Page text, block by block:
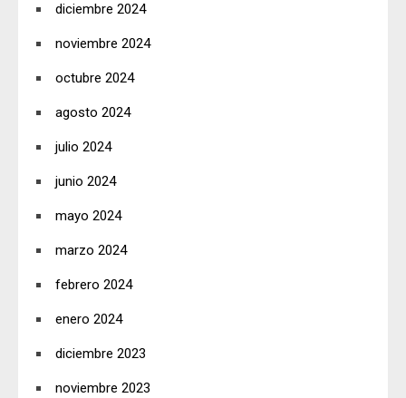
diciembre 2024
noviembre 2024
octubre 2024
agosto 2024
julio 2024
junio 2024
mayo 2024
marzo 2024
febrero 2024
enero 2024
diciembre 2023
noviembre 2023